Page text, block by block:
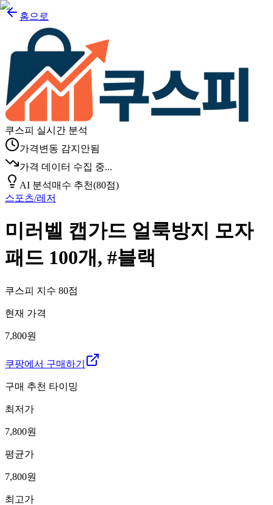
홈으로
쿠스피 실시간 분석
가격변동 감지안됨
가격 데이터 수집 중...
AI 분석매수 추천(80점)
스포츠/레저
미러벨 캡가드 얼룩방지 모자
패드 100개, #블랙
쿠스피 지수 80점
현재 가격
7,800원
쿠팡에서 구매하기
구매 추천 타이밍
최저가
7,800원
평균가
7,800원
최고가